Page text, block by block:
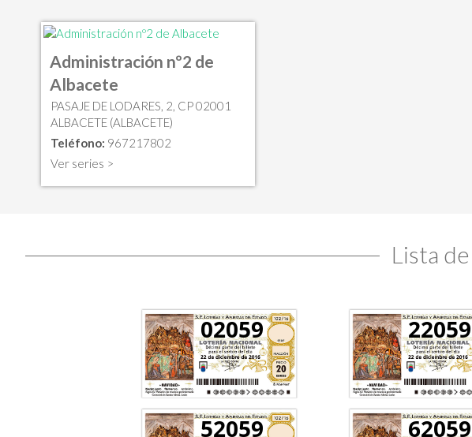
Administración nº2 de
Albacete
PASAJE DE LODARES, 2, CP 02001
ALBACETE (ALBACETE)
Teléfono: 967217802
Ver series >
Lista de
02059 22059
52059 62059